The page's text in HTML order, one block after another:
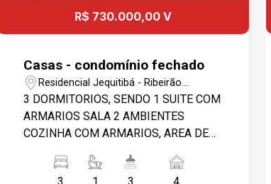
R$ 730.000,00 V
Casas - condomínio fechado
Residencial Jequitibá - Ribeirão
Preto/SP
3 DORMITORIOS, SENDO 1 SUITE COM
ARMARIOS SALA 2 AMBIENTES
COZINHA COM ARMARIOS, AREA DE
BANHEIROS COM ARMARIOS E